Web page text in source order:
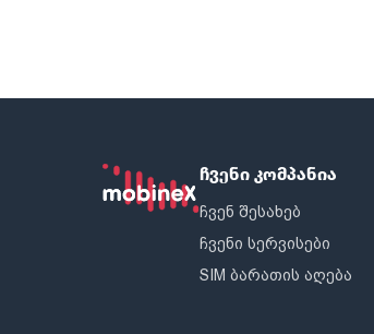
ჩვენი კომპანია
ჩვენ შესახებ
ჩვენი სერვისები
SIM ბარათის აღება